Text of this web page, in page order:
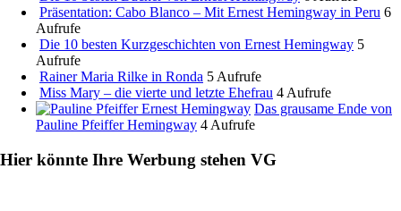
Präsentation: Cabo Blanco – Mit Ernest Hemingway in Peru 6
Aufrufe
Die 10 besten Kurzgeschichten von Ernest Hemingway 5
Aufrufe
Rainer Maria Rilke in Ronda 5 Aufrufe
Miss Mary – die vierte und letzte Ehefrau 4 Aufrufe
Das grausame Ende von
Pauline Pfeiffer Hemingway 4 Aufrufe
Hier könnte Ihre Werbung stehen VG